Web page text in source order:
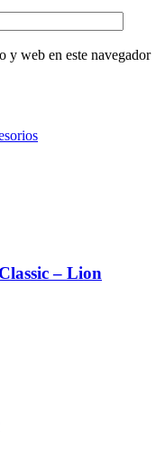
y web en este navegador
– Lion